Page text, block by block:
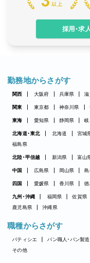
採用・求
勤務地からさがす
関西 大阪府 兵庫県
関東 東京都 神奈川県
東海 愛知県 静岡県
北海道・東北 北海道 宮城
福島県
北陸・甲信越 新潟県 富山
中国 広島県 岡山県
四国 愛媛県 香川県
九州・沖縄 福岡県 佐賀県
鹿児島県
沖縄県
職種からさがす
パティシエ パン職人・パン製造
その他